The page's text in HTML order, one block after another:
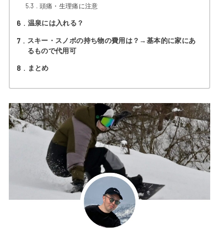
5.3 頭痛・生理痛に注意
6 温泉には入れる？
7
スキー・スノボの持ち物の費用は？→基本的に家にあ
るもので代用可
8 まとめ